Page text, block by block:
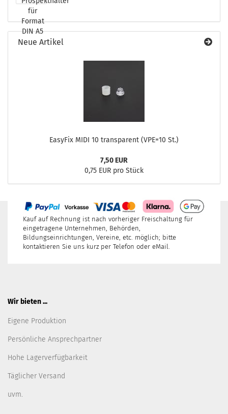
Neue Artikel
EasyFix MIDI 10 transparent (VPE=10 St.)
7,50 EUR
0,75 EUR pro Stück
Kauf auf Rechnung ist nach vorheriger Freischaltung für
eingetragene Unternehmen, Behörden,
Bildungseinrichtungen, Vereine, etc. möglich; bitte
kontaktieren Sie uns kurz per Telefon oder eMail.
Wir bieten ...
Eigene Produktion
Persönliche Ansprechpartner
Hohe Lagerverfügbarkeit
Täglicher Versand
uvm.